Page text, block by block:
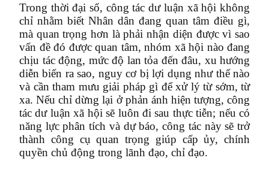
Trong thời đại số, công tác dư luận xã hội không
chỉ nhằm biết Nhân dân đang quan tâm điều gì,
mà quan trọng hơn là phải nhận diện được vì sao
vấn đề đó được quan tâm, nhóm xã hội nào đang
chịu tác động, mức độ lan tỏa đến đâu, xu hướng
diễn biến ra sao, nguy cơ bị lợi dụng như thế nào
và cần tham mưu giải pháp gì để xử lý từ sớm, từ
xa. Nếu chỉ dừng lại ở phản ánh hiện tượng, công
tác dư luận xã hội sẽ luôn đi sau thực tiễn; nếu có
năng lực phân tích và dự báo, công tác này sẽ trở
thành công cụ quan trọng giúp cấp ủy, chính
quyền chủ động trong lãnh đạo, chỉ đạo.